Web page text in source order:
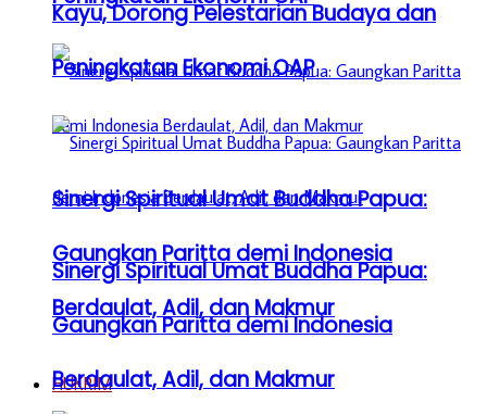
Sinergi Spiritual Umat Buddha Papua:
Gaungkan Paritta demi Indonesia
Berdaulat, Adil, dan Makmur
HUKRIM
Kayu, Dorong Pelestarian Budaya dan
Peningkatan Ekonomi OAP
Sinergi Spiritual Umat Buddha Papua:
Gaungkan Paritta demi Indonesia
Berdaulat, Adil, dan Makmur